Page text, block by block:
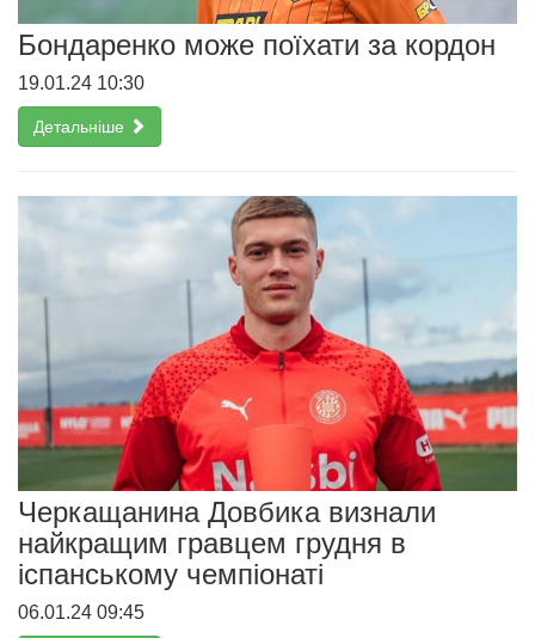
Бондаренко може поїхати за кордон
19.01.24 10:30
Детальніше
Черкащанина Довбика визнали
найкращим гравцем грудня в
іспанському чемпіонаті
06.01.24 09:45